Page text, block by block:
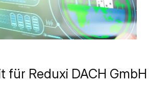
für Reduxi DACH GmbH